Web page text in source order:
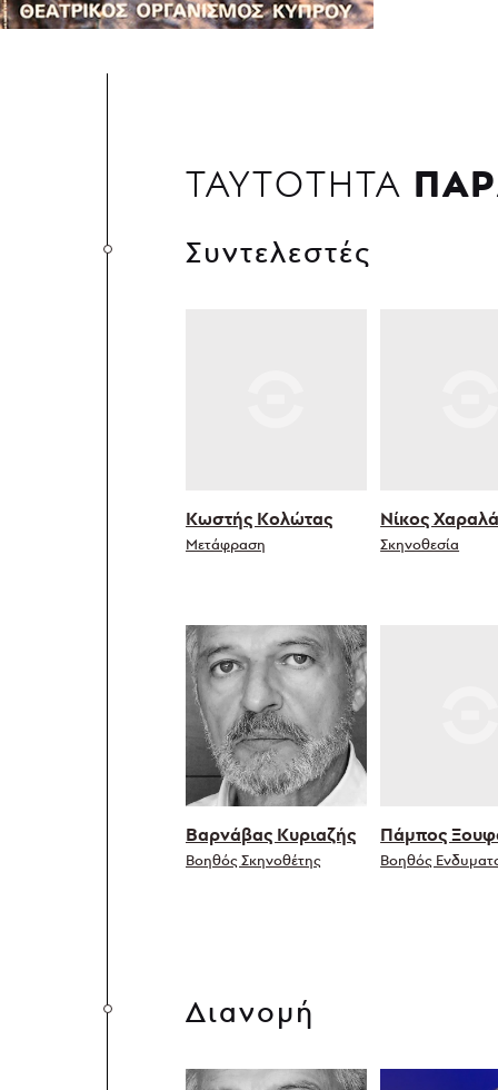
ΤΑΥΤΟΤΗΤΑ
Συντελεστές
Κωστής Κολώτας
Μετάφραση
Νίκος
Σκηνοθεσία
Βαρνάβας Κυριαζής
Βοηθός Σκηνοθέτης
Πάμπος
Βοηθός
Διανομή